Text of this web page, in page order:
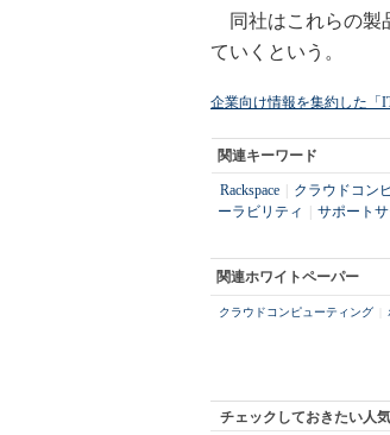
同社はこれらの製
ていくという。
企業向け情報を集約した「
関連キーワード
Rackspace クラウドコン
ーラビリティ
サポート
関連ホワイトペーパー
クラウドコンピューティング
チェックしておきたい人